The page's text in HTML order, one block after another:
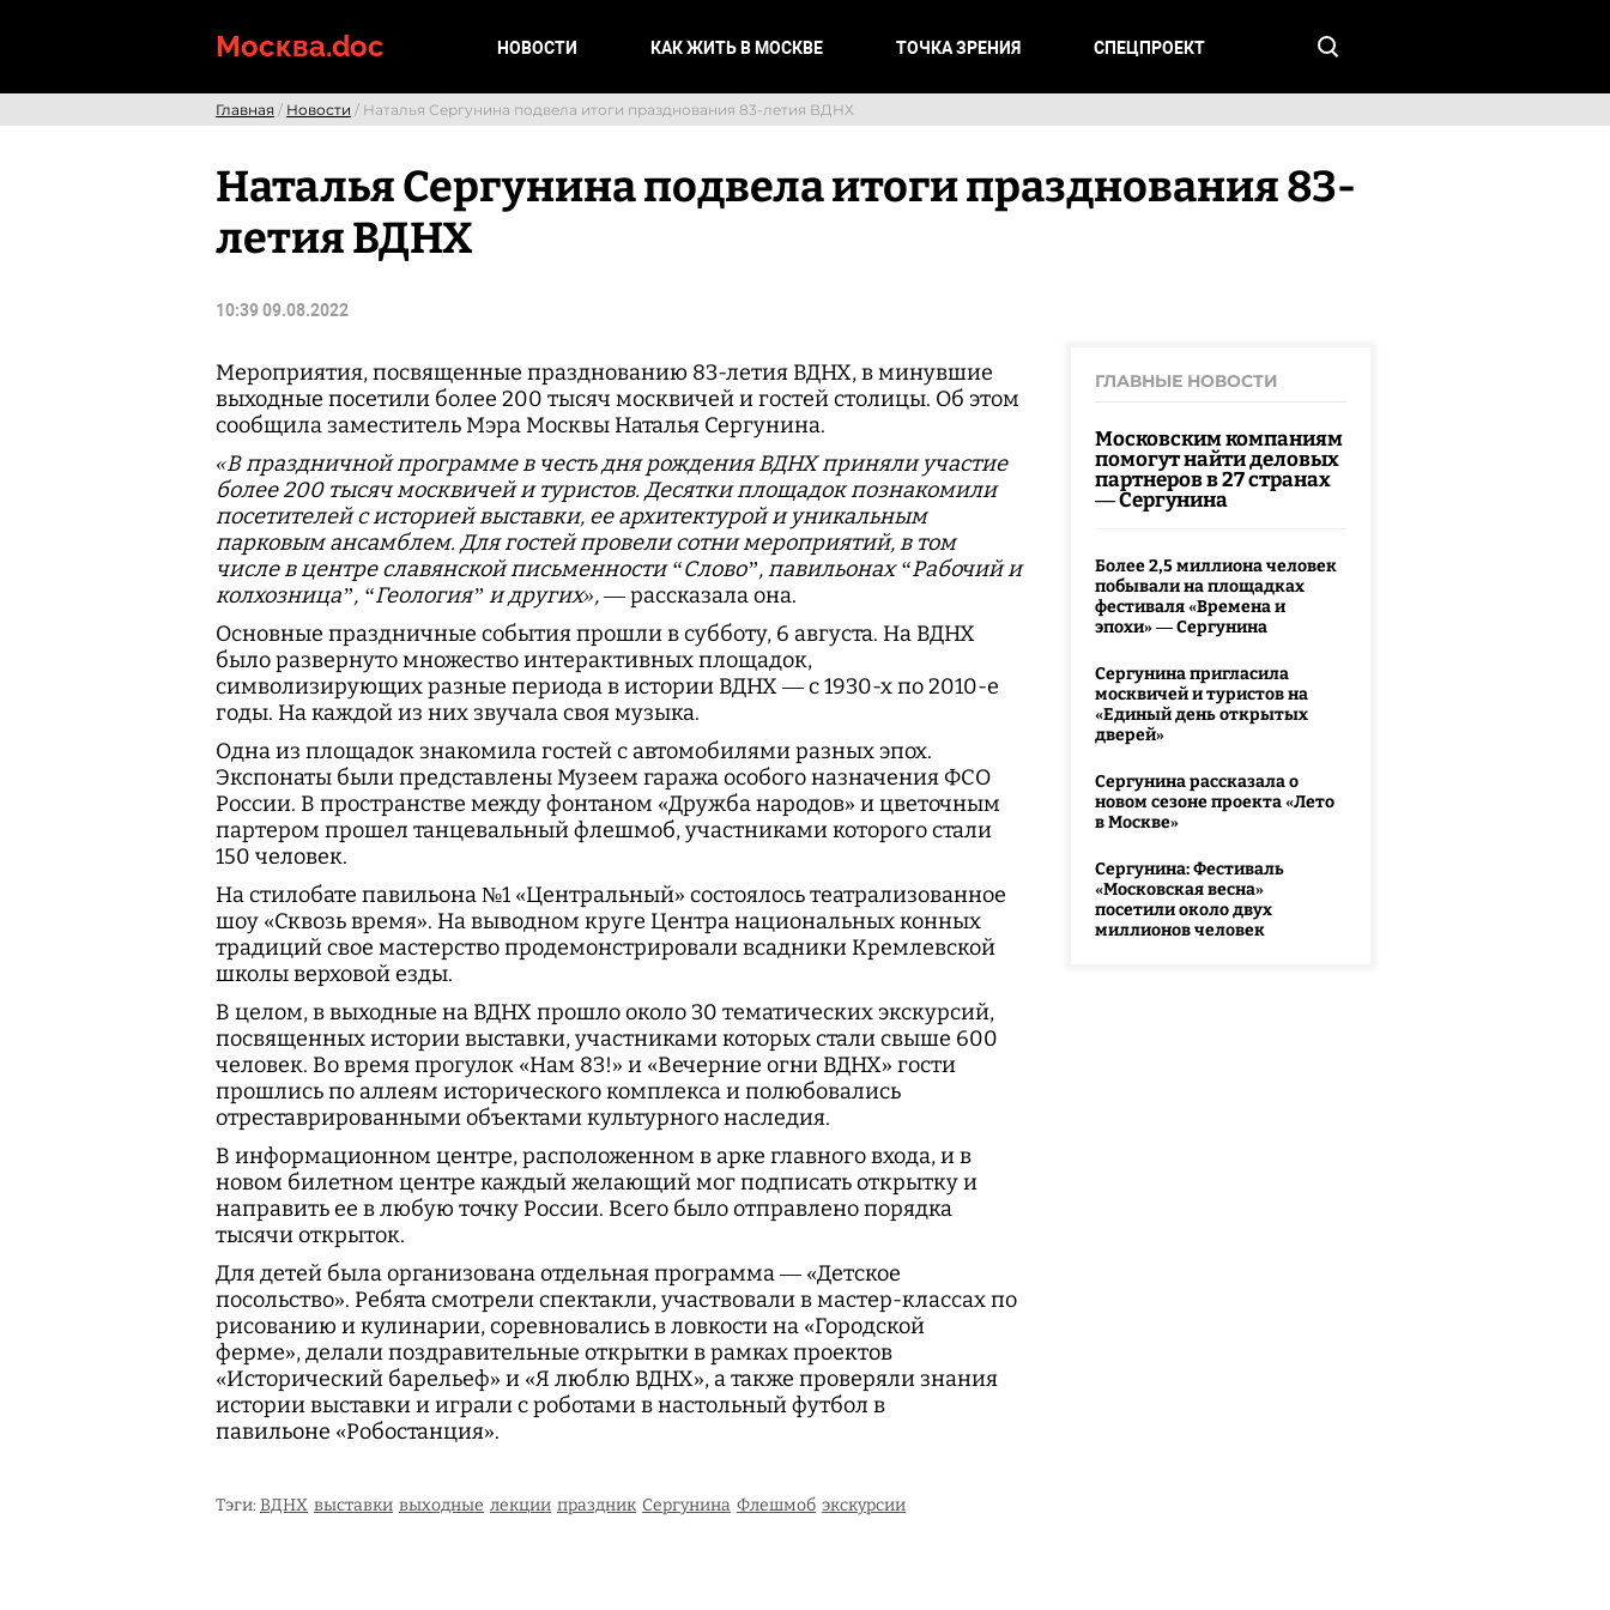
Москва.doc НОВОСТИ КАК ЖИТЬ В МОСКВЕ ТОЧКА ЗРЕНИЯ СПЕЦПРОЕКТ
Главная / Новости / Наталья Сергунина подвела итоги празднования 83-летия ВДНХ
Наталья Сергунина подвела итоги празднования 83-
летия ВДНХ
10:39 09.08.2022
Мероприятия, посвященные празднованию 83-летия ВДНХ, в минувшие
выходные посетили более 200 тысяч москвичей и гостей столицы. Об этом
сообщила заместитель Мэра Москвы Наталья Сергунина.
«В праздничной программе в честь дня рождения ВДНХ приняли участие
более 200 тысяч москвичей и туристов. Десятки площадок познакомили
посетителей с историей выставки, ее архитектурой и уникальным
парковым ансамблем. Для гостей провели сотни мероприятий, в том
числе в центре славянской письменности “Слово”, павильонах “Рабочий и
колхозница”, “Геология” и других»,— рассказала она.
Основные праздничные события прошли в субботу, 6 августа. На ВДНХ
было развернуто множество интерактивных площадок,
символизирующих разные периода в истории ВДНХ — с 1930-х по 2010-е
годы. На каждой из них звучала своя музыка.
Одна из площадок знакомила гостей с автомобилями разных эпох.
Экспонаты были представлены Музеем гаража особого назначения ФСО
России. В пространстве между фонтаном «Дружба народов» и цветочным
партером прошел танцевальный флешмоб, участниками которого стали
150 человек.
На стилобате павильона №1 «Центральный» состоялось театрализованное
шоу «Сквозь время». На выводном круге Центра национальных конных
традиций свое мастерство продемонстрировали всадники Кремлевской
школы верховой езды.
В целом, в выходные на ВДНХ прошло около 30 тематических экскурсий,
посвященных истории выставки, участниками которых стали свыше 600
человек. Во время прогулок «Нам 83!» и «Вечерние огни ВДНХ» гости
прошлись по аллеям исторического комплекса и полюбовались
отреставрированными объектами культурного наследия.
В информационном центре, расположенном в арке главного входа, и в
новом билетном центре каждый желающий мог подписать открытку и
направить ее в любую точку России. Всего было отправлено порядка
тысячи открыток.
Для детей была организована отдельная программа — «Детское
посольство». Ребята смотрели спектакли, участвовали в мастер-классах по
рисованию и кулинарии, соревновались в ловкости на «Городской
ферме», делали поздравительные открытки в рамках проектов
«Исторический барельеф» и «Я люблю ВДНХ», а также проверяли знания
истории выставки и играли с роботами в настольный футбол в
павильоне «Робостанция».
Тэги: ВДНХ выставки выходные лекции праздник Сергунина Флешмоб экскурсии
ГЛАВНЫЕ НОВОСТИ
Московским компаниям
помогут найти деловых
партнеров в 27 странах
— Сергунина
Более 2,5 миллиона человек
побывали на площадках
фестиваля «Времена и
эпохи» — Сергунина
Сергунина пригласила
москвичей и туристов на
«Единый день открытых
дверей»
Сергунина рассказала о
новом сезоне проекта «Лето
в Москве»
Сергунина: Фестиваль
«Московская весна»
посетили около двух
миллионов человек